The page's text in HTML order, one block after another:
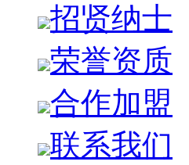
招贤纳士
荣誉资质
合作加盟
联系我们